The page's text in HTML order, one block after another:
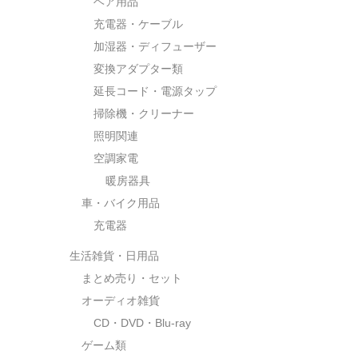
充電器・ケーブル
加湿器・ディフューザー
変換アダプター類
延長コード・電源タップ
掃除機・クリーナー
照明関連
空調家電
暖房器具
車・バイク用品
充電器
生活雑貨・日用品
まとめ売り・セット
オーディオ雑貨
CD・DVD・Blu-ray
ゲーム類